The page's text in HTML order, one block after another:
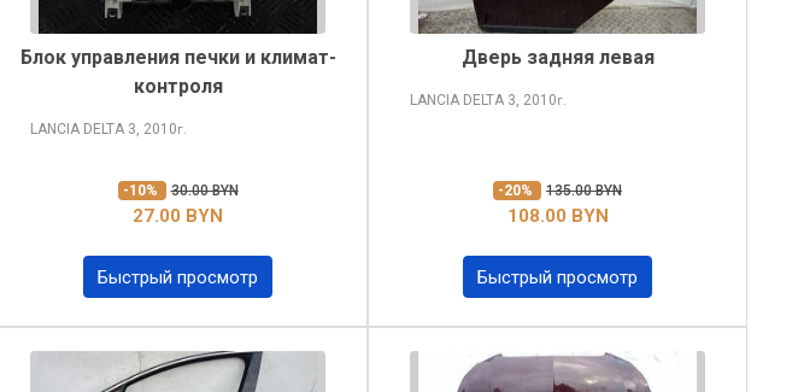
Блок управления печки и климат-
контроля
LANCIA DELTA 3, 2010г.
-10% 30.00 BYN
27.00 BYN
Быстрый просмотр
Дверь задняя левая
LANCIA DELTA 3, 2010г.
-20% 135.00 BYN
108.00 BYN
Быстрый просмотр